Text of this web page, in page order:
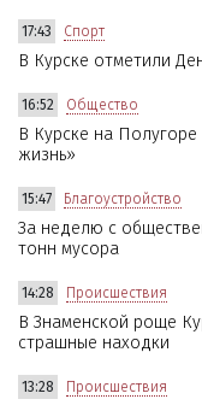
17:43 Спорт
В Курске отметили
16:52 Общество
В Курске на
жизнь»
15:47 Благоустройство
За неделю с
тонн мусора
14:28 Происшествия
В Знаменской роще
страшные находки
13:28 Происшествия